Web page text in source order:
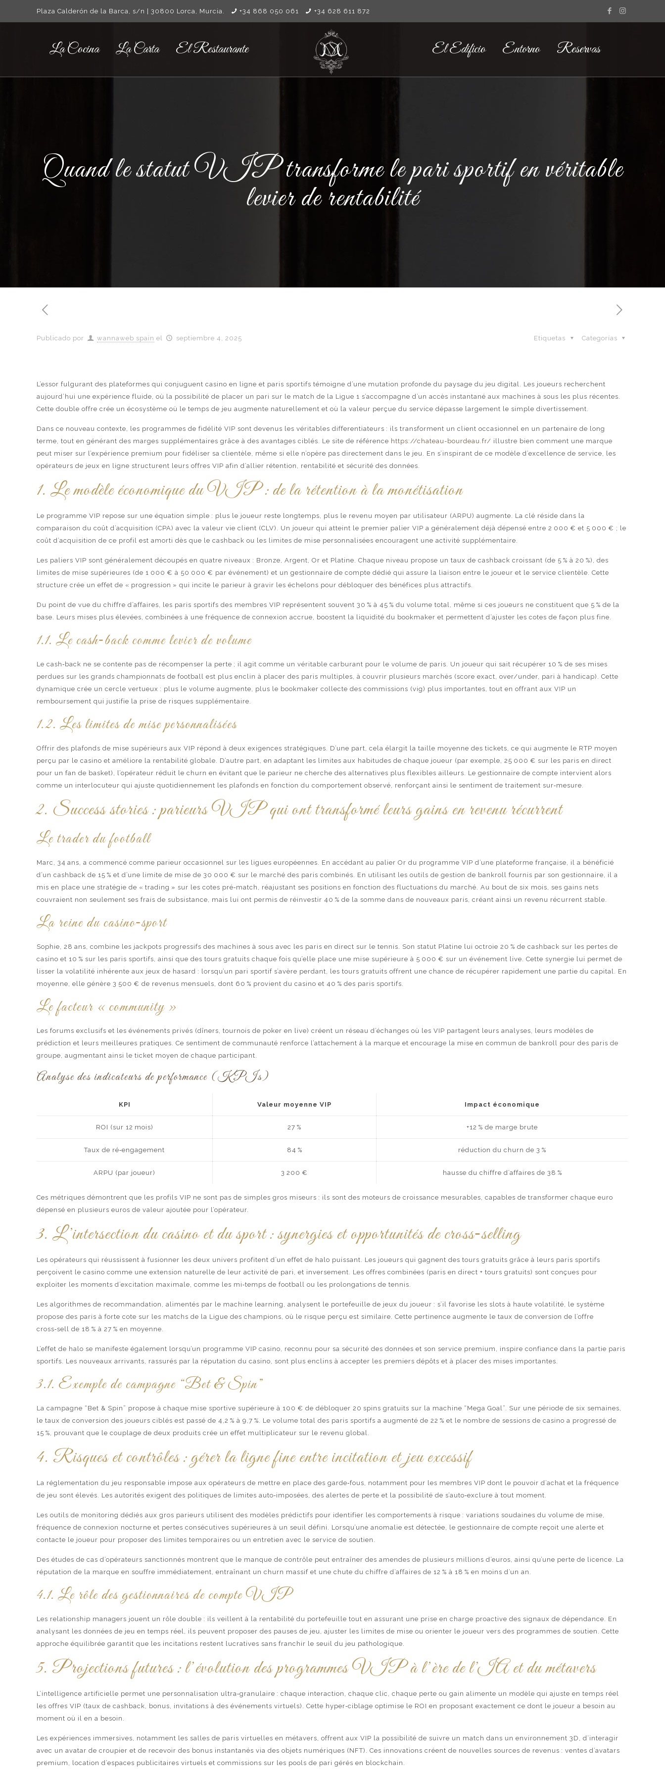
Plaza Calderón de la Barca, s/n | 30800 Lorca, Murcia. +34 868 050 061 +34 628 611 872
La Cocina La Carta El Restaurante El Edificio Entorno Reservas
Quand le statut VIP transforme le pari sportif en véritable
levier de rentabilité
Publicado por wannaweb spain el septiembre 4, 2025 Categorías
Etiquetas
L’essor fulgurant des plateformes qui conjuguent casino en ligne et paris sportifs témoigne d’une mutation profonde du paysage du jeu digital. Les joueurs recherchent
aujourd’hui une expérience fluide, où la possibilité de placer un pari sur le match de la Ligue 1 s’accompagne d’un accès instantané aux machines à sous les plus récentes.
Cette double offre crée un écosystème où le temps de jeu augmente naturellement et où la valeur perçue du service dépasse largement le simple divertissement.
Dans ce nouveau contexte, les programmes de fidélité VIP sont devenus les véritables differentiateurs : ils transforment un client occasionnel en un partenaire de long
terme, tout en générant des marges supplémentaires grâce à des avantages ciblés. Le site de référence https://chateau-bourdeau.fr/ illustre bien comment une marque
peut miser sur l’expérience premium pour fidéliser sa clientèle, même si elle n’opère pas directement dans le jeu. En s’inspirant de ce modèle d’excellence de service, les
opérateurs de jeux en ligne structurent leurs offres VIP afin d’allier rétention, rentabilité et sécurité des données.
1. Le modèle économique du VIP : de la rétention à la monétisation
Le programme VIP repose sur une équation simple : plus le joueur reste longtemps, plus le revenu moyen par utilisateur (ARPU) augmente. La clé réside dans la
comparaison du coût d’acquisition (CPA) avec la valeur vie client (CLV). Un joueur qui atteint le premier palier VIP a généralement déjà dépensé entre 2 000 € et 5 000 € ; le
coût d’acquisition de ce profil est amorti dès que le cashback ou les limites de mise personnalisées encouragent une activité supplémentaire.
Les paliers VIP sont généralement découpés en quatre niveaux : Bronze, Argent, Or et Platine. Chaque niveau propose un taux de cashback croissant (de 5 % à 20 %), des
limites de mise supérieures (de 1 000 € à 50 000 € par événement) et un gestionnaire de compte dédié qui assure la liaison entre le joueur et le service clientèle. Cette
structure crée un effet de « progression » qui incite le parieur à gravir les échelons pour débloquer des bénéfices plus attractifs.
Du point de vue du chiffre d’affaires, les paris sportifs des membres VIP représentent souvent 30 % à 45 % du volume total, même si ces joueurs ne constituent que 5 % de la
base. Leurs mises plus élevées, combinées à une fréquence de connexion accrue, boostent la liquidité du bookmaker et permettent d’ajuster les cotes de façon plus fine.
1.1. Le cash‑back comme levier de volume
Le cash‑back ne se contente pas de récompenser la perte ; il agit comme un véritable carburant pour le volume de paris. Un joueur qui sait récupérer 10 % de ses mises
perdues sur les grands championnats de football est plus enclin à placer des paris multiples, à couvrir plusieurs marchés (score exact, over/under, pari à handicap). Cette
dynamique crée un cercle vertueux : plus le volume augmente, plus le bookmaker collecte des commissions (vig) plus importantes, tout en offrant aux VIP un
remboursement qui justifie la prise de risques supplémentaire.
1.2. Les limites de mise personnalisées
Offrir des plafonds de mise supérieurs aux VIP répond à deux exigences stratégiques. D’une part, cela élargit la taille moyenne des tickets, ce qui augmente le RTP moyen
perçu par le casino et améliore la rentabilité globale. D’autre part, en adaptant les limites aux habitudes de chaque joueur (par exemple, 25 000 € sur les paris en direct
pour un fan de basket), l’opérateur réduit le churn en évitant que le parieur ne cherche des alternatives plus flexibles ailleurs. Le gestionnaire de compte intervient alors
comme un interlocuteur qui ajuste quotidiennement les plafonds en fonction du comportement observé, renforçant ainsi le sentiment de traitement sur‑mesure.
2. Success stories : parieurs VIP qui ont transformé leurs gains en revenu récurrent
Le trader du football
Marc, 34 ans, a commencé comme parieur occasionnel sur les ligues européennes. En accédant au palier Or du programme VIP d’une plateforme française, il a bénéficié
d’un cashback de 15 % et d’une limite de mise de 30 000 € sur le marché des paris combinés. En utilisant les outils de gestion de bankroll fournis par son gestionnaire, il a
mis en place une stratégie de « trading » sur les cotes pré‑match, réajustant ses positions en fonction des fluctuations du marché. Au bout de six mois, ses gains nets
couvraient non seulement ses frais de subsistance, mais lui ont permis de réinvestir 40 % de la somme dans de nouveaux paris, créant ainsi un revenu récurrent stable.
La reine du casino‑sport
Sophie, 28 ans, combine les jackpots progressifs des machines à sous avec les paris en direct sur le tennis. Son statut Platine lui octroie 20 % de cashback sur les pertes de
casino et 10 % sur les paris sportifs, ainsi que des tours gratuits chaque fois qu’elle place une mise supérieure à 5 000 € sur un événement live. Cette synergie lui permet de
lisser la volatilité inhérente aux jeux de hasard : lorsqu’un pari sportif s’avère perdant, les tours gratuits offrent une chance de récupérer rapidement une partie du capital. En
moyenne, elle génère 3 500 € de revenus mensuels, dont 60 % provient du casino et 40 % des paris sportifs.
Le facteur « community »
Les forums exclusifs et les événements privés (dîners, tournois de poker en live) créent un réseau d’échanges où les VIP partagent leurs analyses, leurs modèles de
prédiction et leurs meilleures pratiques. Ce sentiment de communauté renforce l’attachement à la marque et encourage la mise en commun de bankroll pour des paris de
groupe, augmentant ainsi le ticket moyen de chaque participant.
Analyse des indicateurs de performance (KPIs)
KPI Valeur moyenne VIP Impact économique
ROI (sur 12 mois) 27 % +12 % de marge brute
Taux de ré‑engagement 84 % réduction du churn de 3 %
ARPU (par joueur) 3 200 € hausse du chiffre d’affaires de 38 %
Ces métriques démontrent que les profils VIP ne sont pas de simples gros miseurs : ils sont des moteurs de croissance mesurables, capables de transformer chaque euro
dépensé en plusieurs euros de valeur ajoutée pour l’opérateur.
3. L’intersection du casino et du sport : synergies et opportunités de cross‑selling
Les opérateurs qui réussissent à fusionner les deux univers profitent d’un effet de halo puissant. Les joueurs qui gagnent des tours gratuits grâce à leurs paris sportifs
perçoivent le casino comme une extension naturelle de leur activité de pari, et inversement. Les offres combinées (paris en direct + tours gratuits) sont conçues pour
exploiter les moments d’excitation maximale, comme les mi‑temps de football ou les prolongations de tennis.
Les algorithmes de recommandation, alimentés par le machine learning, analysent le portefeuille de jeux du joueur : s’il favorise les slots à haute volatilité, le système
propose des paris à forte cote sur les matchs de la Ligue des champions, où le risque perçu est similaire. Cette pertinence augmente le taux de conversion de l’offre
cross‑sell de 18 % à 27 % en moyenne.
L’effet de halo se manifeste également lorsqu’un programme VIP casino, reconnu pour sa sécurité des données et son service premium, inspire confiance dans la partie paris
sportifs. Les nouveaux arrivants, rassurés par la réputation du casino, sont plus enclins à accepter les premiers dépôts et à placer des mises importantes.
3.1. Exemple de campagne “Bet & Spin”
La campagne “Bet & Spin” propose à chaque mise sportive supérieure à 100 € de débloquer 20 spins gratuits sur la machine “Mega Goal”. Sur une période de six semaines,
le taux de conversion des joueurs ciblés est passé de 4,2 % à 9,7 %. Le volume total des paris sportifs a augmenté de 22 % et le nombre de sessions de casino a progressé de
15 %, prouvant que le couplage de deux produits crée un effet multiplicateur sur le revenu global.
4. Risques et contrôles : gérer la ligne fine entre incitation et jeu excessif
La réglementation du jeu responsable impose aux opérateurs de mettre en place des garde‑fous, notamment pour les membres VIP dont le pouvoir d’achat et la fréquence
de jeu sont élevés. Les autorités exigent des politiques de limites auto‑imposées, des alertes de perte et la possibilité de s’auto‑exclure à tout moment.
Les outils de monitoring dédiés aux gros parieurs utilisent des modèles prédictifs pour identifier les comportements à risque : variations soudaines du volume de mise,
fréquence de connexion nocturne et pertes consécutives supérieures à un seuil défini. Lorsqu’une anomalie est détectée, le gestionnaire de compte reçoit une alerte et
contacte le joueur pour proposer des limites temporaires ou un entretien avec le service de soutien.
Des études de cas d’opérateurs sanctionnés montrent que le manque de contrôle peut entraîner des amendes de plusieurs millions d’euros, ainsi qu’une perte de licence. La
réputation de la marque en souffre immédiatement, entraînant un churn massif et une chute du chiffre d’affaires de 12 % à 18 % en moins d’un an.
4.1. Le rôle des gestionnaires de compte VIP
Les relationship managers jouent un rôle double : ils veillent à la rentabilité du portefeuille tout en assurant une prise en charge proactive des signaux de dépendance. En
analysant les données de jeu en temps réel, ils peuvent proposer des pauses de jeu, ajuster les limites de mise ou orienter le joueur vers des programmes de soutien. Cette
approche équilibrée garantit que les incitations restent lucratives sans franchir le seuil du jeu pathologique.
5. Projections futures : l’évolution des programmes VIP à l’ère de l’IA et du métavers
L’intelligence artificielle permet une personnalisation ultra‑granulaire : chaque interaction, chaque clic, chaque perte ou gain alimente un modèle qui ajuste en temps réel
les offres VIP (taux de cashback, bonus, invitations à des événements virtuels). Cette hyper‑ciblage optimise le ROI en proposant exactement ce dont le joueur a besoin au
moment où il en a besoin.
Les expériences immersives, notamment les salles de paris virtuelles en métavers, offrent aux VIP la possibilité de suivre un match dans un environnement 3D, d’interagir
avec un avatar de croupier et de recevoir des bonus instantanés via des objets numériques (NFT). Ces innovations créent de nouvelles sources de revenus : ventes d’avatars
premium, location d’espaces publicitaires virtuels et commissions sur les pools de pari gérés en blockchain.